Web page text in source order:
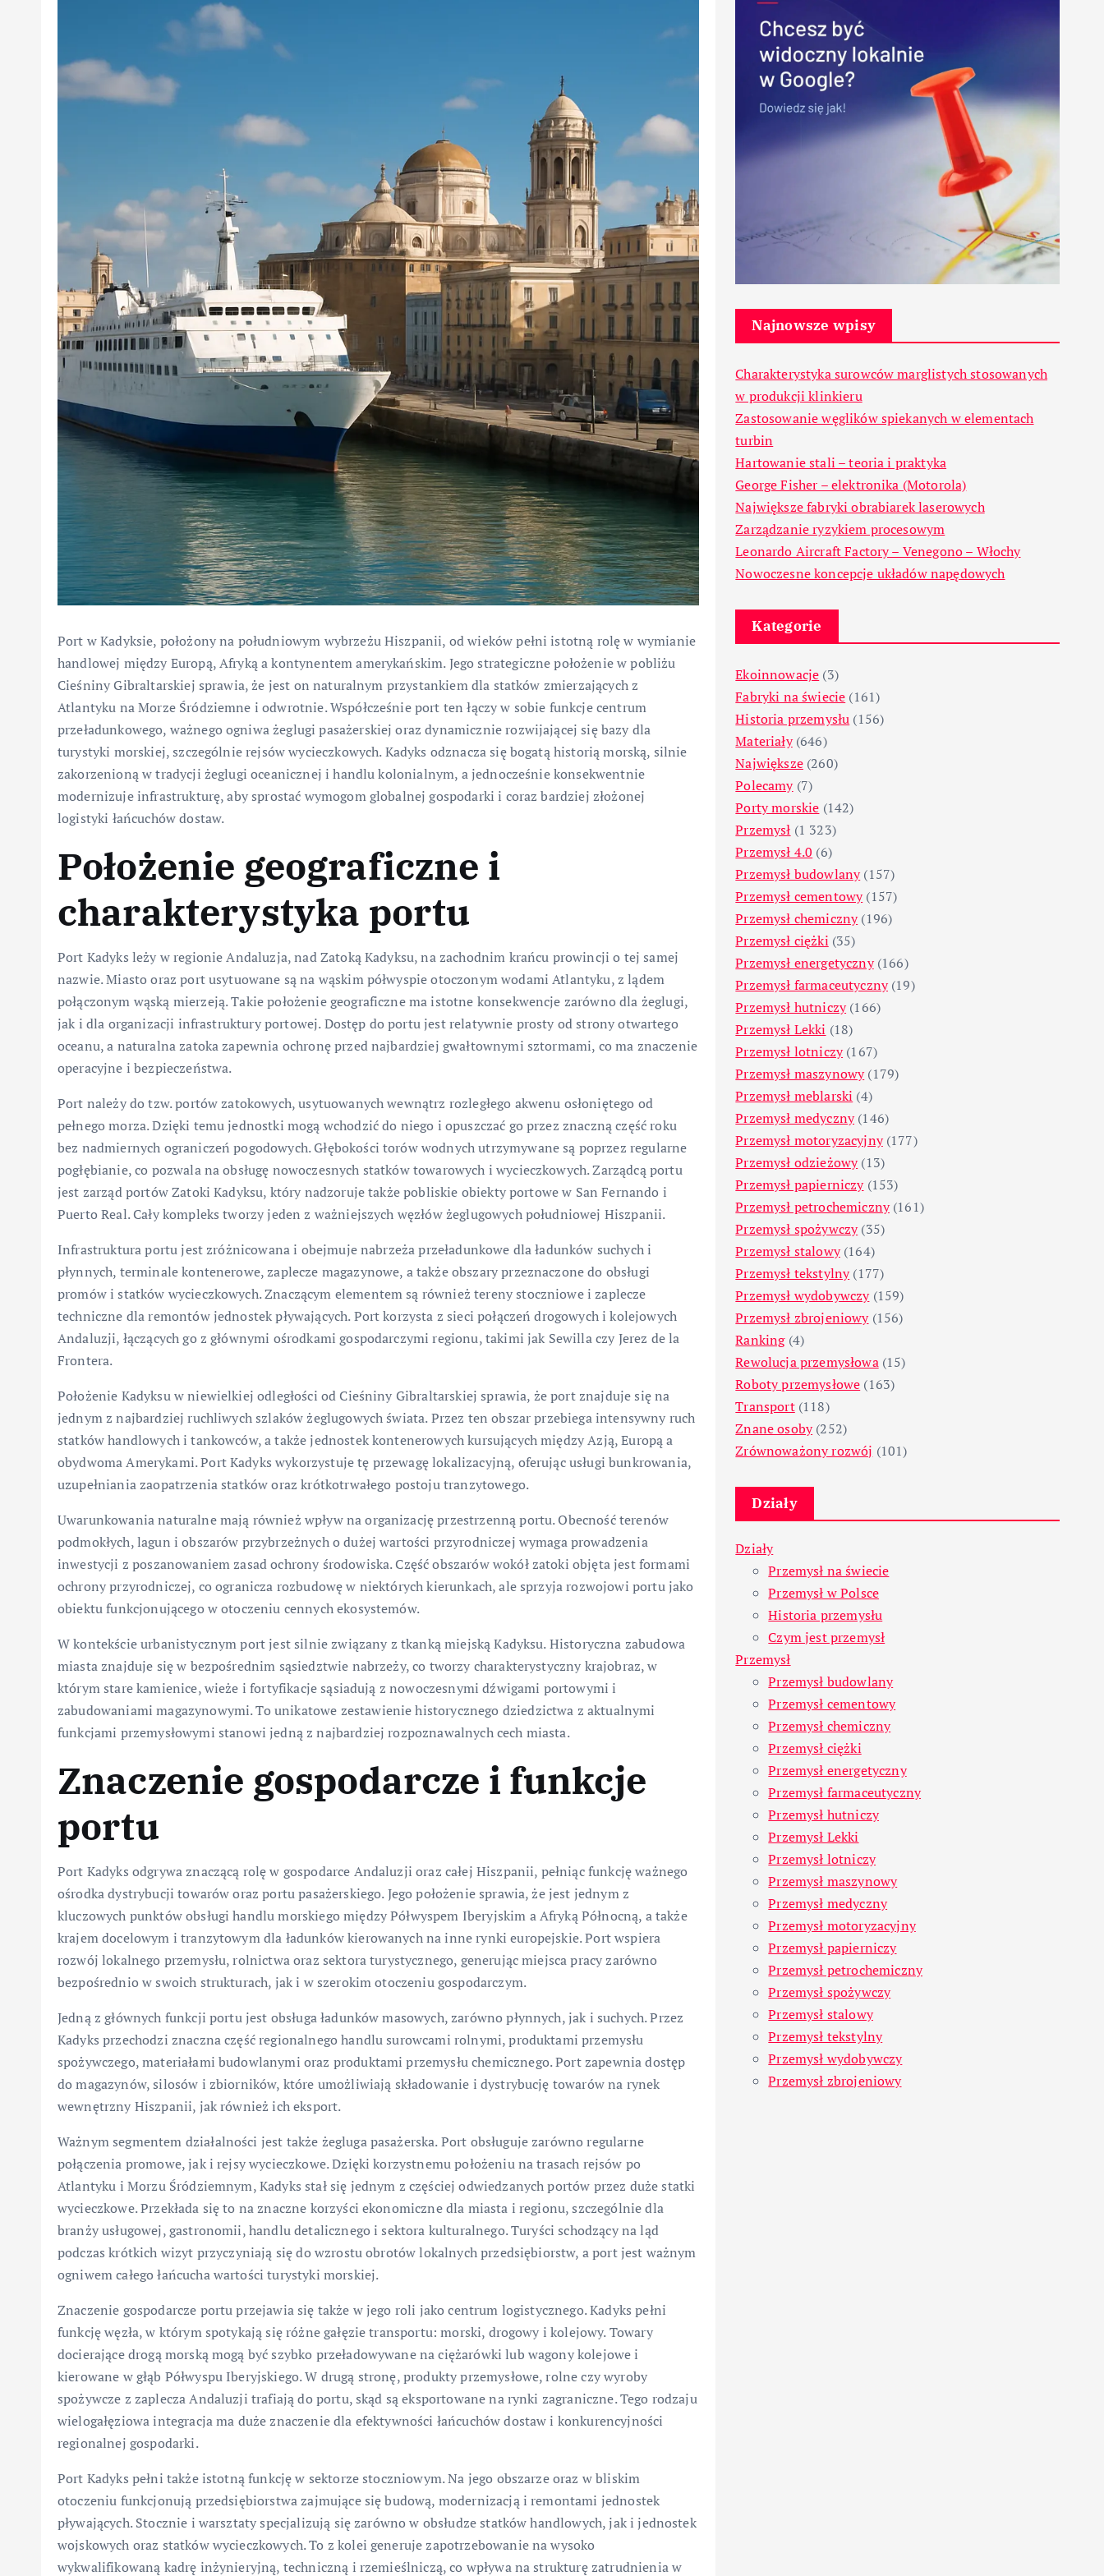
Port w Kadyksie, położony na południowym wybrzeżu Hiszpanii, od wieków pełni istotną rolę w wymianie
handlowej między Europą, Afryką a kontynentem amerykańskim. Jego strategiczne położenie w pobliżu
Cieśniny Gibraltarskiej sprawia, że jest on naturalnym przystankiem dla statków zmierzających z
Atlantyku na Morze Śródziemne i odwrotnie. Współcześnie port ten łączy w sobie funkcje centrum
przeładunkowego, ważnego ogniwa żeglugi pasażerskiej oraz dynamicznie rozwijającej się bazy dla
turystyki morskiej, szczególnie rejsów wycieczkowych. Kadyks odznacza się bogatą historią morską, silnie
zakorzenioną w tradycji żeglugi oceanicznej i handlu kolonialnym, a jednocześnie konsekwentnie
modernizuje infrastrukturę, aby sprostać wymogom globalnej gospodarki i coraz bardziej złożonej
logistyki łańcuchów dostaw.
Położenie geograficzne i
charakterystyka portu
Port Kadyks leży w regionie Andaluzja, nad Zatoką Kadyksu, na zachodnim krańcu prowincji o tej samej
nazwie. Miasto oraz port usytuowane są na wąskim półwyspie otoczonym wodami Atlantyku, z lądem
połączonym wąską mierzeją. Takie położenie geograficzne ma istotne konsekwencje zarówno dla żeglugi,
jak i dla organizacji infrastruktury portowej. Dostęp do portu jest relatywnie prosty od strony otwartego
oceanu, a naturalna zatoka zapewnia ochronę przed najbardziej gwałtownymi sztormami, co ma znaczenie
operacyjne i bezpieczeństwa.
Port należy do tzw. portów zatokowych, usytuowanych wewnątrz rozległego akwenu osłoniętego od
pełnego morza. Dzięki temu jednostki mogą wchodzić do niego i opuszczać go przez znaczną część roku
bez nadmiernych ograniczeń pogodowych. Głębokości torów wodnych utrzymywane są poprzez regularne
pogłębianie, co pozwala na obsługę nowoczesnych statków towarowych i wycieczkowych. Zarządcą portu
jest zarząd portów Zatoki Kadyksu, który nadzoruje także pobliskie obiekty portowe w San Fernando i
Puerto Real. Cały kompleks tworzy jeden z ważniejszych węzłów żeglugowych południowej Hiszpanii.
Infrastruktura portu jest zróżnicowana i obejmuje nabrzeża przeładunkowe dla ładunków suchych i
płynnych, terminale kontenerowe, zaplecze magazynowe, a także obszary przeznaczone do obsługi
promów i statków wycieczkowych. Znaczącym elementem są również tereny stoczniowe i zaplecze
techniczne dla remontów jednostek pływających. Port korzysta z sieci połączeń drogowych i kolejowych
Andaluzji, łączących go z głównymi ośrodkami gospodarczymi regionu, takimi jak Sewilla czy Jerez de la
Frontera.
Położenie Kadyksu w niewielkiej odległości od Cieśniny Gibraltarskiej sprawia, że port znajduje się na
jednym z najbardziej ruchliwych szlaków żeglugowych świata. Przez ten obszar przebiega intensywny ruch
statków handlowych i tankowców, a także jednostek kontenerowych kursujących między Azją, Europą a
obydwoma Amerykami. Port Kadyks wykorzystuje tę przewagę lokalizacyjną, oferując usługi bunkrowania,
uzupełniania zaopatrzenia statków oraz krótkotrwałego postoju tranzytowego.
Uwarunkowania naturalne mają również wpływ na organizację przestrzenną portu. Obecność terenów
podmokłych, lagun i obszarów przybrzeżnych o dużej wartości przyrodniczej wymaga prowadzenia
inwestycji z poszanowaniem zasad ochrony środowiska. Część obszarów wokół zatoki objęta jest formami
ochrony przyrodniczej, co ogranicza rozbudowę w niektórych kierunkach, ale sprzyja rozwojowi portu jako
obiektu funkcjonującego w otoczeniu cennych ekosystemów.
W kontekście urbanistycznym port jest silnie związany z tkanką miejską Kadyksu. Historyczna zabudowa
miasta znajduje się w bezpośrednim sąsiedztwie nabrzeży, co tworzy charakterystyczny krajobraz, w
którym stare kamienice, wieże i fortyfikacje sąsiadują z nowoczesnymi dźwigami portowymi i
zabudowaniami magazynowymi. To unikatowe zestawienie historycznego dziedzictwa z aktualnymi
funkcjami przemysłowymi stanowi jedną z najbardziej rozpoznawalnych cech miasta.
Znaczenie gospodarcze i funkcje
portu
Port Kadyks odgrywa znaczącą rolę w gospodarce Andaluzji oraz całej Hiszpanii, pełniąc funkcję ważnego
ośrodka dystrybucji towarów oraz portu pasażerskiego. Jego położenie sprawia, że jest jednym z
kluczowych punktów obsługi handlu morskiego między Półwyspem Iberyjskim a Afryką Północną, a także
krajem docelowym i tranzytowym dla ładunków kierowanych na inne rynki europejskie. Port wspiera
rozwój lokalnego przemysłu, rolnictwa oraz sektora turystycznego, generując miejsca pracy zarówno
bezpośrednio w swoich strukturach, jak i w szerokim otoczeniu gospodarczym.
Jedną z głównych funkcji portu jest obsługa ładunków masowych, zarówno płynnych, jak i suchych. Przez
Kadyks przechodzi znaczna część regionalnego handlu surowcami rolnymi, produktami przemysłu
spożywczego, materiałami budowlanymi oraz produktami przemysłu chemicznego. Port zapewnia dostęp
do magazynów, silosów i zbiorników, które umożliwiają składowanie i dystrybucję towarów na rynek
wewnętrzny Hiszpanii, jak również ich eksport.
Ważnym segmentem działalności jest także żegluga pasażerska. Port obsługuje zarówno regularne
połączenia promowe, jak i rejsy wycieczkowe. Dzięki korzystnemu położeniu na trasach rejsów po
Atlantyku i Morzu Śródziemnym, Kadyks stał się jednym z częściej odwiedzanych portów przez duże statki
wycieczkowe. Przekłada się to na znaczne korzyści ekonomiczne dla miasta i regionu, szczególnie dla
branży usługowej, gastronomii, handlu detalicznego i sektora kulturalnego. Turyści schodzący na ląd
podczas krótkich wizyt przyczyniają się do wzrostu obrotów lokalnych przedsiębiorstw, a port jest ważnym
ogniwem całego łańcucha wartości turystyki morskiej.
Znaczenie gospodarcze portu przejawia się także w jego roli jako centrum logistycznego. Kadyks pełni
funkcję węzła, w którym spotykają się różne gałęzie transportu: morski, drogowy i kolejowy. Towary
docierające drogą morską mogą być szybko przeładowywane na ciężarówki lub wagony kolejowe i
kierowane w głąb Półwyspu Iberyjskiego. W drugą stronę, produkty przemysłowe, rolne czy wyroby
spożywcze z zaplecza Andaluzji trafiają do portu, skąd są eksportowane na rynki zagraniczne. Tego rodzaju
wielogałęziowa integracja ma duże znaczenie dla efektywności łańcuchów dostaw i konkurencyjności
regionalnej gospodarki.
Port Kadyks pełni także istotną funkcję w sektorze stoczniowym. Na jego obszarze oraz w bliskim
otoczeniu funkcjonują przedsiębiorstwa zajmujące się budową, modernizacją i remontami jednostek
pływających. Stocznie i warsztaty specjalizują się zarówno w obsłudze statków handlowych, jak i jednostek
wojskowych oraz statków wycieczkowych. To z kolei generuje zapotrzebowanie na wysoko
wykwalifikowaną kadrę inżynieryjną, techniczną i rzemieślniczą, co wpływa na strukturę zatrudnienia w
Najnowsze wpisy
Charakterystyka surowców marglistych stosowanych
w produkcji klinkieru
Zastosowanie węglików spiekanych w elementach
turbin
Hartowanie stali – teoria i praktyka
George Fisher – elektronika (Motorola)
Największe fabryki obrabiarek laserowych
Zarządzanie ryzykiem procesowym
Leonardo Aircraft Factory – Venegono – Włochy
Nowoczesne koncepcje układów napędowych
Kategorie
Ekoinnowacje (3)
Fabryki na świecie (161)
Historia przemysłu (156)
Materiały(646)
Największe(260)
Polecamy(7)
Porty morskie (142)
Przemysł (1 323)
Przemysł 4.0 (6)
Przemysł budowlany(157)
Przemysł cementowy(157)
Przemysł chemiczny(196)
Przemysł ciężki (35)
Przemysł energetyczny(166)
Przemysł farmaceutyczny(19)
Przemysł hutniczy(166)
Przemysł Lekki (18)
Przemysł lotniczy(167)
Przemysł maszynowy(179)
Przemysł meblarski (4)
Przemysł medyczny(146)
Przemysł motoryzacyjny(177)
Przemysł odzieżowy(13)
Przemysł papierniczy(153)
Przemysł petrochemiczny(161)
Przemysł spożywczy(35)
Przemysł stalowy(164)
Przemysł tekstylny(177)
Przemysł wydobywczy(159)
Przemysł zbrojeniowy(156)
Ranking(4)
Rewolucja przemysłowa(15)
Roboty przemysłowe (163)
Transport(118)
Znane osoby(252)
Zrównoważony rozwój (101)
Działy
Działy
Przemysł na świecie
Przemysł w Polsce
Historia przemysłu
Czym jest przemysł
Przemysł
Przemysł budowlany
Przemysł cementowy
Przemysł chemiczny
Przemysł ciężki
Przemysł energetyczny
Przemysł farmaceutyczny
Przemysł hutniczy
Przemysł Lekki
Przemysł lotniczy
Przemysł maszynowy
Przemysł medyczny
Przemysł motoryzacyjny
Przemysł papierniczy
Przemysł petrochemiczny
Przemysł spożywczy
Przemysł stalowy
Przemysł tekstylny
Przemysł wydobywczy
Przemysł zbrojeniowy